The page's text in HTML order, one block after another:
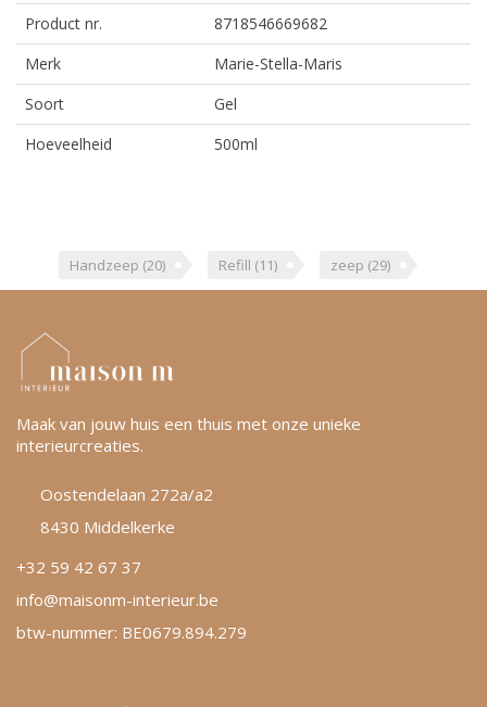
Product nr.
8718546669682
Merk
Marie-Stella-Maris
Soort
Gel
Hoeveelheid
500ml
Handzeep (20) Refill (11) zeep (29)
Maak van jouw huis een thuis met onze unieke
interieurcreaties.
Oostendelaan 272a/a2
8430 Middelkerke
+32 59 42 67 37
info@maisonm-interieur.be
btw-nummer: BE0679.894.279